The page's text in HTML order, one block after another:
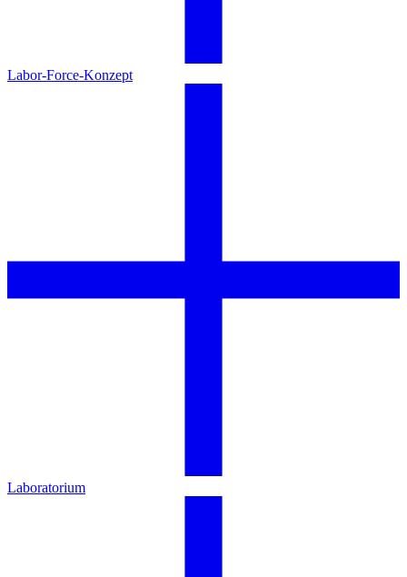
Labor-Force-Konzept
Laboratorium